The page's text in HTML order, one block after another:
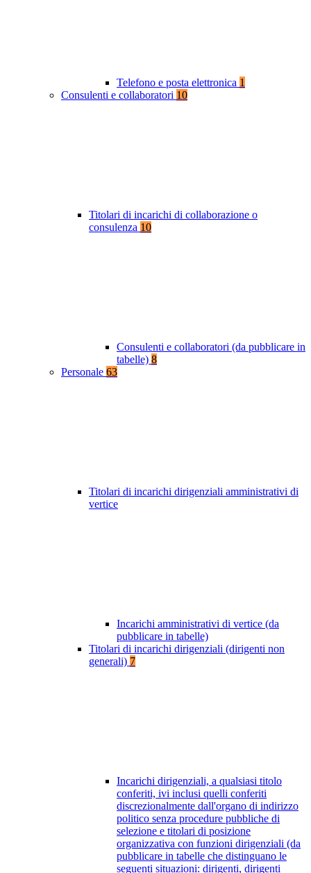
Telefono e posta elettronica 1
Consulenti e collaboratori 10
Titolari di incarichi di collaborazione o
consulenza 10
Consulenti e collaboratori (da pubblicare in
tabelle) 8
Personale 63
Titolari di incarichi dirigenziali amministrativi di
vertice
Incarichi amministrativi di vertice (da
pubblicare in tabelle)
Titolari di incarichi dirigenziali (dirigenti non
generali) 7
Incarichi dirigenziali, a qualsiasi titolo
conferiti, ivi inclusi quelli conferiti
discrezionalmente dall'organo di indirizzo
politico senza procedure pubbliche di
selezione e titolari di posizione
organizzativa con funzioni dirigenziali (da
pubblicare in tabelle che distinguano le
seguenti situazioni: dirigenti, dirigenti